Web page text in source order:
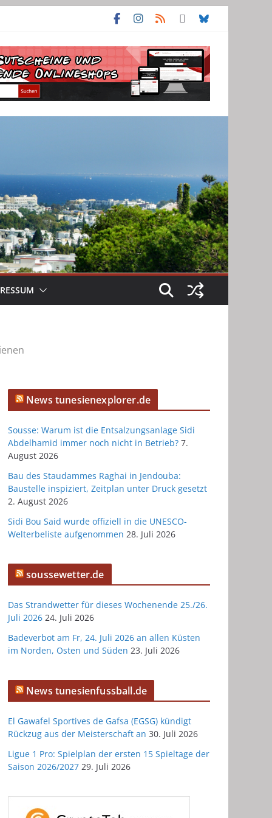
News tunesienexplorer.de
Sousse: Warum ist die Entsalzungsanlage Sidi
Abdelhamid immer noch nicht in Betrieb? 7.
August 2026
Bau des Staudammes Raghai in Jendouba:
Baustelle inspiziert, Zeitplan unter Druck gesetzt
2. August 2026
Sidi Bou Said wurde offiziell in die UNESCO-
Welterbeliste aufgenommen 28. Juli 2026
soussewetter.de
Das Strandwetter für dieses Wochenende 25./26.
Juli 2026 24. Juli 2026
Badeverbot am Fr, 24. Juli 2026 an allen Küsten
im Norden, Osten und Süden 23. Juli 2026
News tunesienfussball.de
El Gawafel Sportives de Gafsa (EGSG) kündigt
Rückzug aus der Meisterschaft an 30. Juli 2026
Ligue 1 Pro: Spielplan der ersten 15 Spieltage der
Saison 2026/2027 29. Juli 2026